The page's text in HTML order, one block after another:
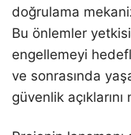
doğrulama
Bu önlemler
engellemeyi
ve sonrasında
güvenlik